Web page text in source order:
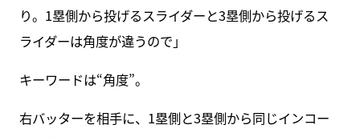
り。1塁側から投げるスライダーと3塁側から投げるス
ライダーは角度が違うので」
キーワードは“角度”。
右バッターを相手に、1塁側と3塁側から同じインコー